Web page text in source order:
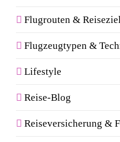
Flugrouten &
Flugzeugtypen &
Lifestyle
Reise-Blog
Reiseversicherung &